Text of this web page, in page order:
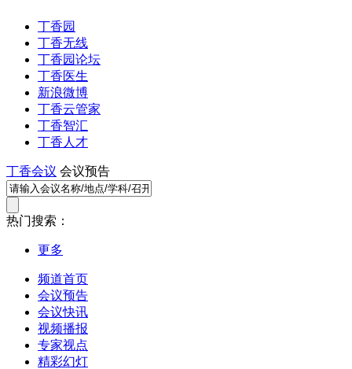
丁香园
丁香无线
丁香园论坛
丁香医生
新浪微博
丁香云管家
丁香智汇
丁香人才
丁香会议 会议预告
热门搜索：
更多
频道首页
会议预告
会议快讯
视频播报
专家视点
精彩幻灯